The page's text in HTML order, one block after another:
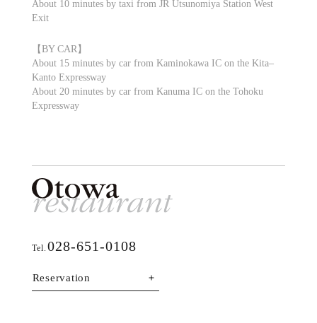
About 10 minutes by taxi from JR Utsunomiya Station West
Exit
【BY CAR】
About 15 minutes by car from Kaminokawa IC on the Kita–
Kanto Expressway
About 20 minutes by car from Kanuma IC on the Tohoku
Expressway
Tel. 028-651-0108
Reservation